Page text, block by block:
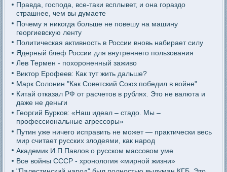
Правда, господа, все-таки всплывет, и она гораздо
страшнее, чем вы думаете
Почему я никогда больше не повешу на машину
георгиевскую ленту
Политическая активность в России вновь набирает силу
Ядерный блеф России для внутреннего пользования
Лев Термен - похороненный заживо
Виктор Ерофеев: Как тут жить дальше?
Марк Солонин "Как Советский Союз победил в войне"
Китай отказал РФ от расчетов в рублях. Это не валюта и
даже не деньги
Георгий Бурков: «Наш идеал – стадо. Мы –
профессиональные агрессоры»
Путин уже ничего исправить не может — практически весь
мир считает русских злодеями, как народ
Академик И.П.Павлов о русском массовом уме
Все войны СССР - хронология «мирной жизни»